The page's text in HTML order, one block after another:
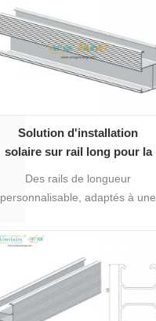
montage au sol de panneaux
solaires.
Solution d'installation
solaire sur rail long pour la
photovoltaïques en toiture |
Des rails de longueur
personnalisable, adaptés à une
toitures solaires commerciales
et industrielles.